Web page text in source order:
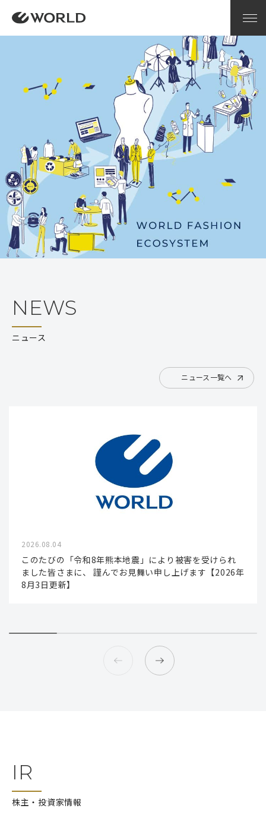
NEWS
ニュース
ニュース一覧へ
2026.08.04
このたびの「令和8年熊本地震」により被害を受けられ
ました皆さまに、 謹んでお見舞い申し上げます【2026年
8月3日更新】
IR
株主・投資家情報